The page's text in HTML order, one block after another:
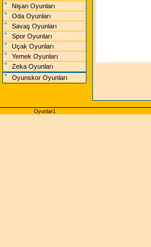
Nişan Oyunları
Oda Oyunları
Savaş Oyunları
Spor Oyunları
Uçak Oyunları
Yemek Oyunları
Zeka Oyunları
Oyunskor Oyunları
Oyunlar1